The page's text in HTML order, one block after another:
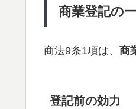
商業登記の
商法9条1項は、 商
登記前の効力